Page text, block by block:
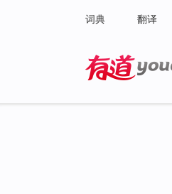
词典 翻译